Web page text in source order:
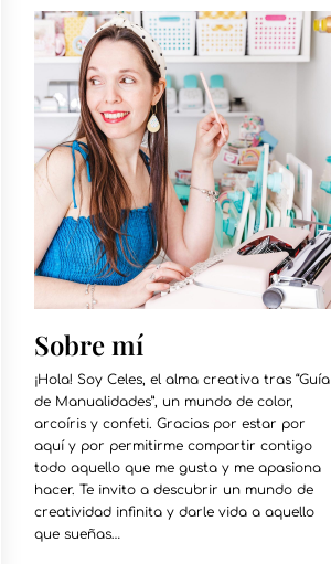
Sobre mí
¡Hola! Soy Celes, el alma creativa tras “Guía
de Manualidades”, un mundo de color,
arcoíris y confeti. Gracias por estar por
aquí y por permitirme compartir contigo
todo aquello que me gusta y me apasiona
hacer. Te invito a descubrir un mundo de
creatividad infinita y darle vida a aquello
que sueñas…